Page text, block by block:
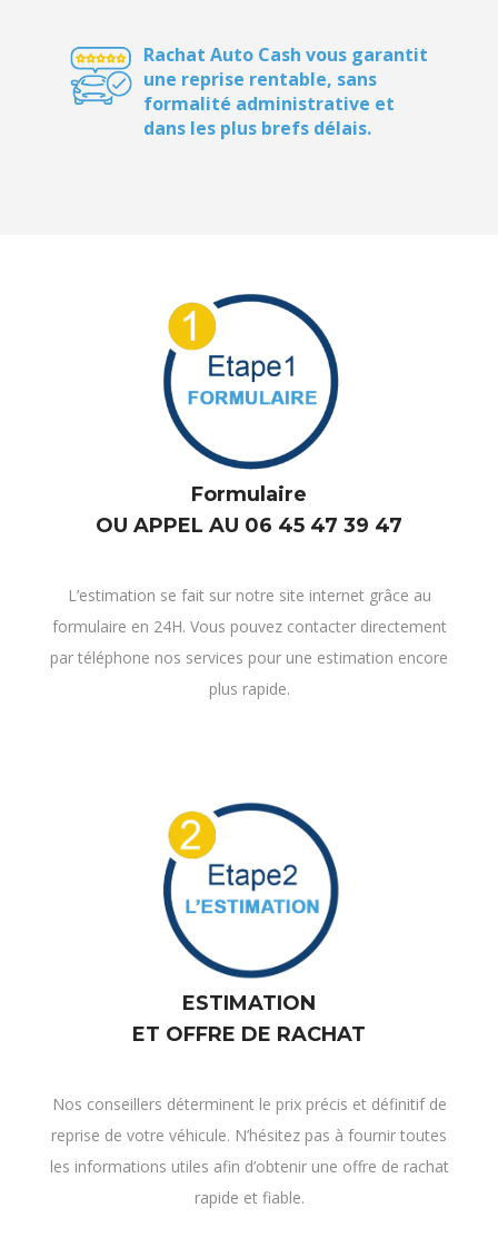
Rachat Auto Cash vous garantit
une reprise rentable, sans
formalité administrative et
dans les plus brefs délais.
Formulaire
OU APPEL AU 06 45 47 39 47
L’estimation se fait sur notre site internet grâce au
formulaire en 24H. Vous pouvez contacter directement
par téléphone nos services pour une estimation encore
plus rapide.
ESTIMATION
ET OFFRE DE RACHAT
Nos conseillers déterminent le prix précis et définitif de
reprise de votre véhicule. N’hésitez pas à fournir toutes
les informations utiles afin d’obtenir une offre de rachat
rapide et fiable.